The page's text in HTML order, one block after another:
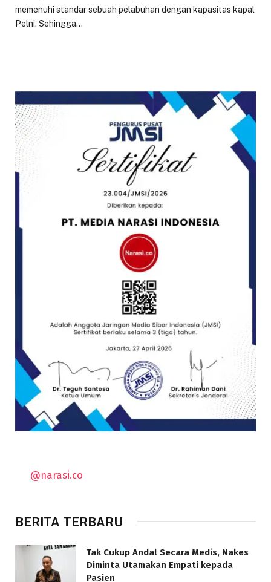
memenuhi standar sebuah pelabuhan dengan kapasitas kapal
Pelni. Sehingga…
@narasi.co
BERITA TERBARU
Tak Cukup Andal Secara Medis, Nakes
Diminta Utamakan Empati kepada
Pasien